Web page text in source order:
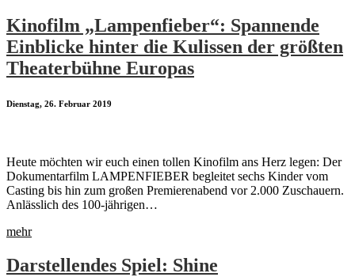
Kinofilm „Lampenfieber“: Spannende
Einblicke hinter die Kulissen der größten
Theaterbühne Europas
Dienstag, 26. Februar 2019
Heute möchten wir euch einen tollen Kinofilm ans Herz legen: Der
Dokumentarfilm LAMPENFIEBER begleitet sechs Kinder vom
Casting bis hin zum großen Premierenabend vor 2.000 Zuschauern.
Anlässlich des 100-jährigen…
mehr
Darstellendes Spiel: Shine